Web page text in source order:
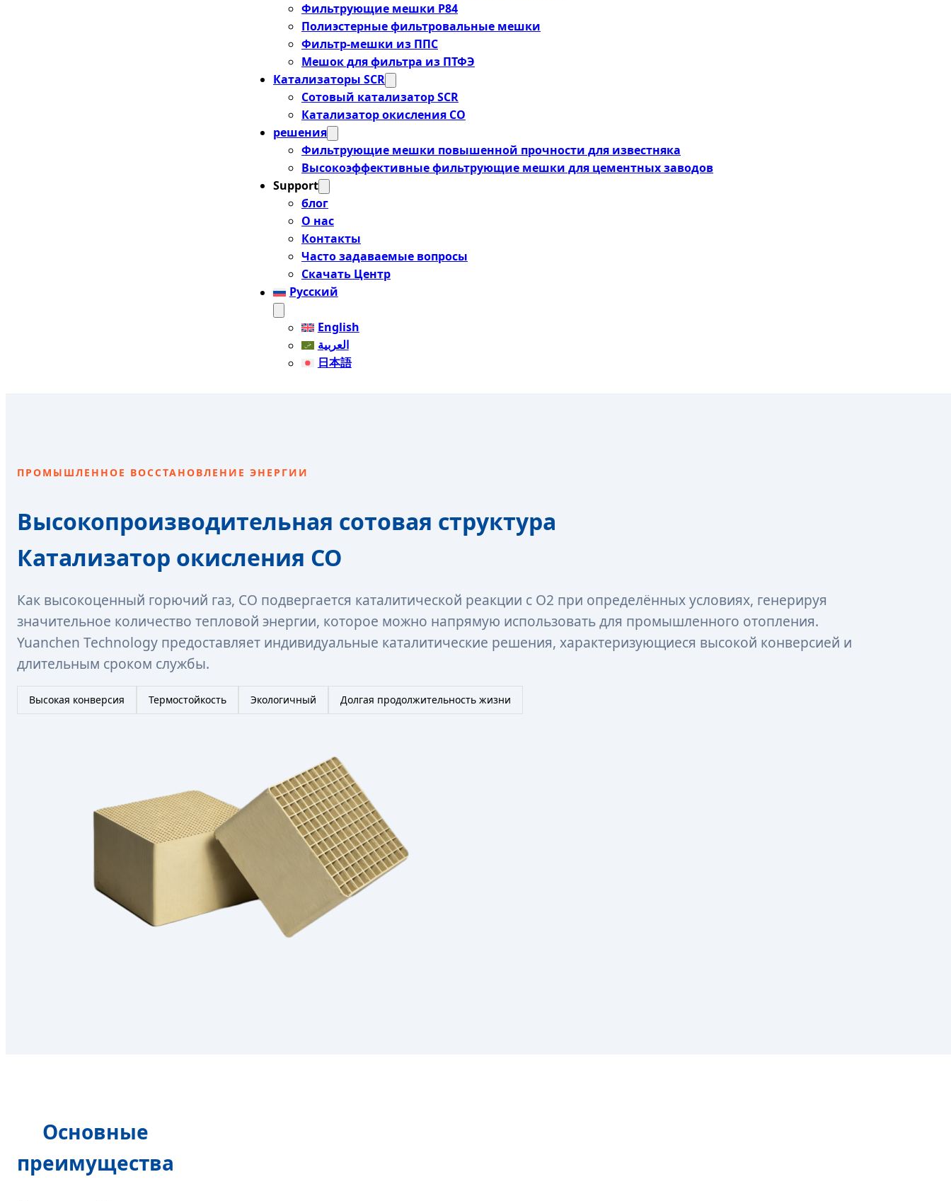
Фильтрующие мешки P84
Полиэстерные фильтровальные мешки
Фильтр-мешки из ППС
Мешок для фильтра из ПТФЭ
Катализаторы SCR
Сотовый катализатор SCR
Катализатор окисления CO
решения
Фильтрующие мешки повышенной прочности для известняка
Высокоэффективные фильтрующие мешки для цементных заводов
Support
блог
О нас
Контакты
Часто задаваемые вопросы
Скачать Центр
Русский
English
العربية
日本語
ПРОМЫШЛЕННОЕ ВОССТАНОВЛЕНИЕ ЭНЕРГИИ
Высокопроизводительная сотовая структура
Катализатор окисления CO
Как высокоценный горючий газ, CO подвергается каталитической реакции с O2 при определённых условиях, генерируя
значительное количество тепловой энергии, которое можно напрямую использовать для промышленного отопления.
Yuanchen Technology предоставляет индивидуальные каталитические решения, характеризующиеся высокой конверсией и
длительным сроком службы.
Высокая конверсия Термостойкость Экологичный Долгая продолжительность жизни
Основные
преимущества